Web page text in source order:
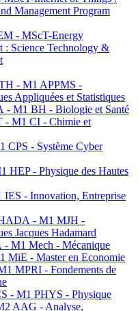
Management Program
- MScT-Energy
: Science Technology &
- M1 APPMS -
Appliquées et Statistiques
- M1 BH - Biologie et Santé
- M1 CI - Chimie et
CPS - Système Cyber
HEP - Physique des Hautes
- Innovation, Entreprise
- M1 MJH -
Jacques Hadamard
M1 Mech - Mécanique
MiE - Master en Economie
MPRI - Fondements de
- M1 PHYS - Physique
AAG - Analyse,